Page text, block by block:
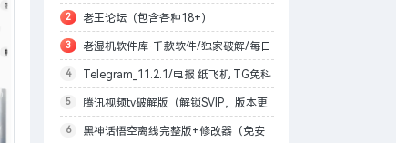
可
2 老王论坛（包含各种18+）
3 老湿机软件库·千款软件/独家破解/每日
更新
4 Telegram_11.2.1/电报 纸飞机 TG免科
学上网/本地解锁会员/内置模块增强上传下
载速度
5 腾讯视频tv破解版（解锁SVIP，版本更
改为最高99.9.9）
6 黑神话悟空离线完整版+修改器（免安